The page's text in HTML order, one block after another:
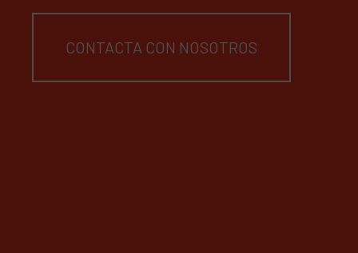
CONTACTA CON NOSOTROS